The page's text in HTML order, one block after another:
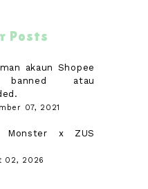
Posts
akaun Shopee
banned atau
07, 2021
Monster x ZUS
02, 2026